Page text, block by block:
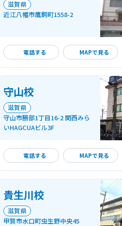
滋賀県
近江八幡市鷹飼町1558-2
電話する MAPで見る
詳細を見る
守山校
滋賀県
守山市勝部1丁目16-2 関西みら
いHAGCUAビル3F
電話する MAPで見る
詳細を見る
貴生川校
滋賀県
甲賀市水口町虫生野中央45